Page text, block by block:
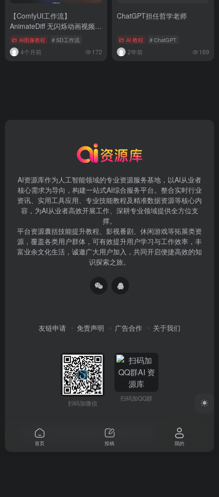
【ComfyUI工作流】
AnimateDiff 无闪烁动画视频工
作流程（完整版）
AI图像教程 # SD工作流
4个月前 172
ChatGPT担任哲学老师
AI 教程 # ChatGPT
2年前 169
AI资源库作为人工智能领域的专业资源服务基地，以AI从业者
核心需求为导向，构建一站式AI综合服务平台。整合实时行业
资讯、实用工具应用、专业技能教程及精准数据资源等核心内
容，为AI从业者高效开展工作、深耕专业领域提供全方位支
撑。
平台资源囊括技能提升教程、影视番剧、休闲游戏等拓展类资
源，覆盖各类用户群体，可有效提升用户学习与工作效率，丰
富业余文化生活，诚邀广大用户加入，共同开启便捷高效的知
识探索之旅。
友链申请 免责声明 广告合作 关于我们
扫码加微信
扫码加QQ群
Copyright © 2026 蜀ICP备2024063472号
首页 投稿 我的